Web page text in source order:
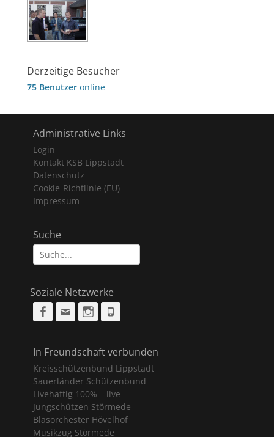
Derzeitige Besucher
75 Benutzer online
Administrative Links
Login
Kontakt KSB Lippstadt
Datenschutz
Cookie-Richtlinie (EU)
Impressum
Suche
Suche
nach:
Soziale Netzwerke
Facebook
Email Instagram
In Freundschaft verbunden
Kreisschützenbund Lippstadt
Sauerländer Schützenbund
Livehaftig 100% – live
Jungschützen Störmede
Blasorchester Hövelhof
Musikzug Störmede